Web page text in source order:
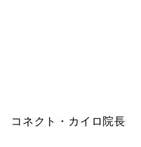
コネクト・カイロ院長